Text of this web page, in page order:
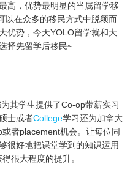
高，优势最明显的当属留学移
以在众多的移民方式中脱颖而
优势，今天YOLO留学就和大
择先留学后移民~
其学生提供了Co-op带薪实习
士或者College学习还为加拿大
者placement机会。让每位同
很好地把课堂学到的知识运用
很大程度的提升。